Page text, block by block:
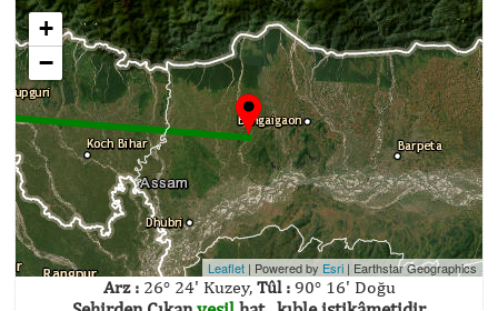
+
−
Leaflet | Powered by Esri | Earthstar Geographics
Arz :26° 24' Kuzey, Tûl :90° 16' Doğu